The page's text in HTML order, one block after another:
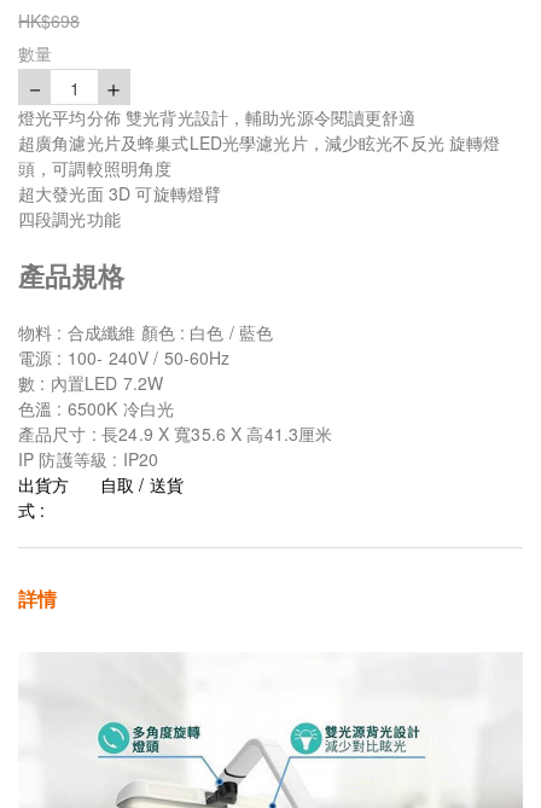
HK$698
數量
－ 1 ＋
燈光平均分佈 雙光背光設計，輔助光源令閱讀更舒適
超廣角濾光片及蜂巢式LED光學濾光片，減少眩光不反光 旋轉燈
頭，可調較照明角度
超大發光面 3D 可旋轉燈臂
四段調光功能
產品規格
物料 : 合成纖維 顏色 : 白色 / 藍色
電源 : 100- 240V / 50-60Hz
數 : 內置LED 7.2W
色溫 : 6500K 冷白光
產品尺寸 : 長24.9 X 寬35.6 X 高41.3厘米
IP 防護等級 : IP20
出貨方
式 :
自取 / 送貨
詳情